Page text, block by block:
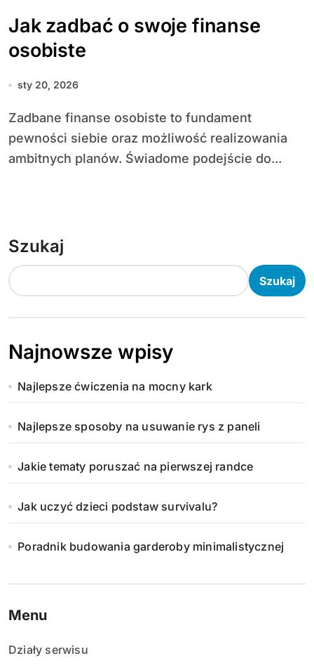
Jak zadbać o swoje finanse
osobiste
sty 20, 2026
Zadbane finanse osobiste to fundament
pewności siebie oraz możliwość realizowania
ambitnych planów. Świadome podejście do...
Szukaj
Szukaj
Najnowsze wpisy
Najlepsze ćwiczenia na mocny kark
Najlepsze sposoby na usuwanie rys z paneli
Jakie tematy poruszać na pierwszej randce
Jak uczyć dzieci podstaw survivalu?
Poradnik budowania garderoby minimalistycznej
Menu
Działy serwisu